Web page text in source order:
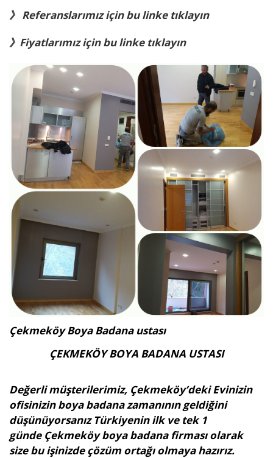
》 Referanslarımız için bu linke tıklayın
》Fiyatlarımız için bu linke tıklayın
Çekmeköy Boya Badana ustası
ÇEKMEKÖY BOYA BADANA USTASI
Değerli müşterilerimiz, Çekmeköy’deki Evinizin
ofisinizin boya badana zamanının geldiğini
düşünüyorsanız Türkiyenin ilk ve tek 1
günde Çekmeköy boya badana firması olarak
size bu işinizde çözüm ortağı olmaya hazırız.